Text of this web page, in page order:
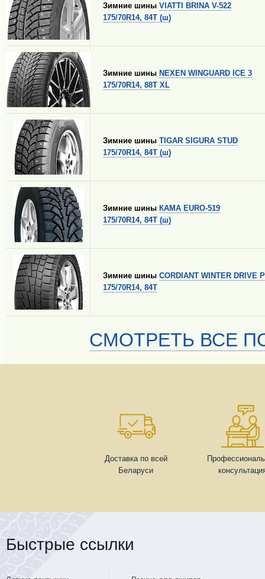
Зимние шины VIATTI BRINA V-522
175/70R14, 84T (ш)
Зимние шины NEXEN WINGUARD ICE 3
175/70R14, 88T XL
Зимние шины TIGAR SIGURA STUD
175/70R14, 84T (ш)
Зимние шины КАМА EURO-519
175/70R14, 84T (ш)
Зимние шины CORDIANT WINTER DRIVE
175/70R14, 84T
СМОТРЕТЬ ВСЕ
Доставка по всей
Беларуси
Быстрые ссылки